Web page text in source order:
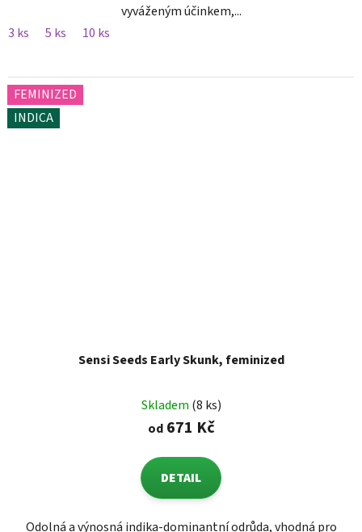
vyváženým účinkem,...
3 ks
5 ks 10 ks
FEMINIZED
INDICA
Sensi Seeds Early Skunk, feminized
Skladem (8 ks)
od671 Kč
DETAIL
Odolná a výnosná indika-dominantní odrůda, vhodná pro